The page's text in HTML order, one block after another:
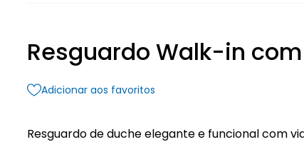
Resguardo Walk-in
Adicionar aos favoritos
Resguardo de duche elegante e funcional com